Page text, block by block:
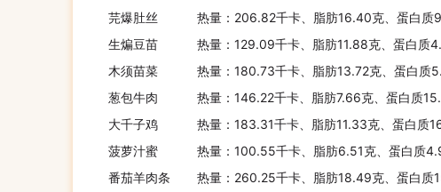
芫爆肚丝
热量：206.82千卡、脂肪16.40克、蛋白
生煸豆苗
热量：129.09千卡、脂肪11.88克、蛋白质
木须苗菜
热量：180.73千卡、脂肪13.72克、蛋白质
葱包牛肉
热量：146.22千卡、脂肪7.66克、蛋白质
大千子鸡
热量：183.31千卡、脂肪11.33克、蛋白质
菠萝汁蜜
热量：100.55千卡、脂肪6.51克、蛋白质
番茄羊肉条
热量：260.25千卡、脂肪18.49克、蛋白质